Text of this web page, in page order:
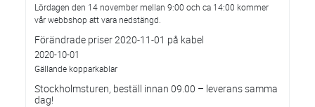
Lördagen den 14 november mellan 9:00 och ca 14:00 kommer
vår webbshop att vara nedstängd.
Förändrade priser 2020-11-01 på kabel
2020-10-01
Gällande kopparkablar
Stockholmsturen, beställ innan 09.00 – leverans samma
dag!